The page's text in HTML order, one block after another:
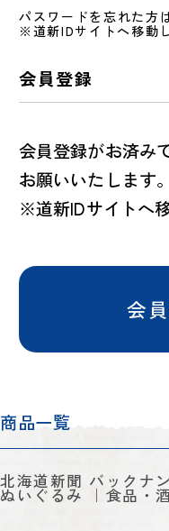
パスワードを忘れた方
※道新IDサイトへ移動
会員登録
会員登録がお済み
お願いいたします。
※道新IDサイトへ
会
商品一覧
北海道新聞 バックナ
ぬいぐるみ 食品・酒